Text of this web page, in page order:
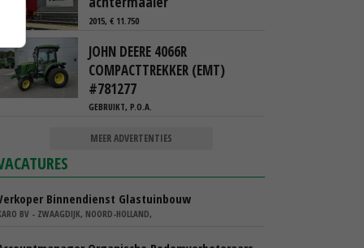
2015, € 11.750
JOHN DEERE 4066R
COMPACTTREKKER (EMT)
#781277
GEBRUIKT, P.O.A.
MEER ADVERTENTIES
Binnendienst Glastuinbouw
BV - ZWAAGDIJK, NOORD-HOLLAND,